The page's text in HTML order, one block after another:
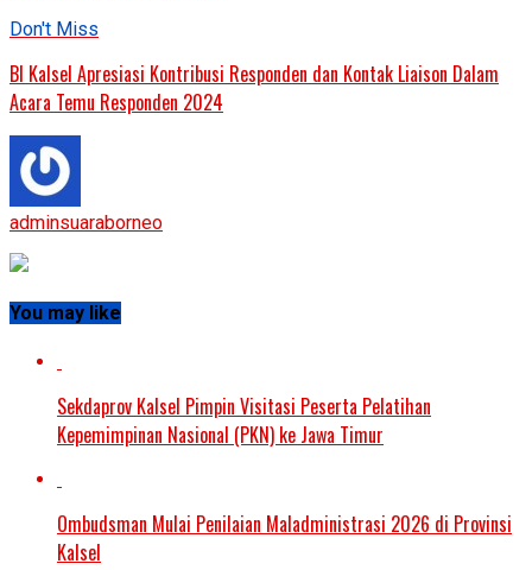
Don't Miss
BI Kalsel Apresiasi Kontribusi Responden dan Kontak Liaison Dalam
Acara Temu Responden 2024
adminsuaraborneo
You may like
Sekdaprov Kalsel Pimpin Visitasi Peserta Pelatihan
Kepemimpinan Nasional (PKN) ke Jawa Timur
Ombudsman Mulai Penilaian Maladministrasi 2026 di Provinsi
Kalsel